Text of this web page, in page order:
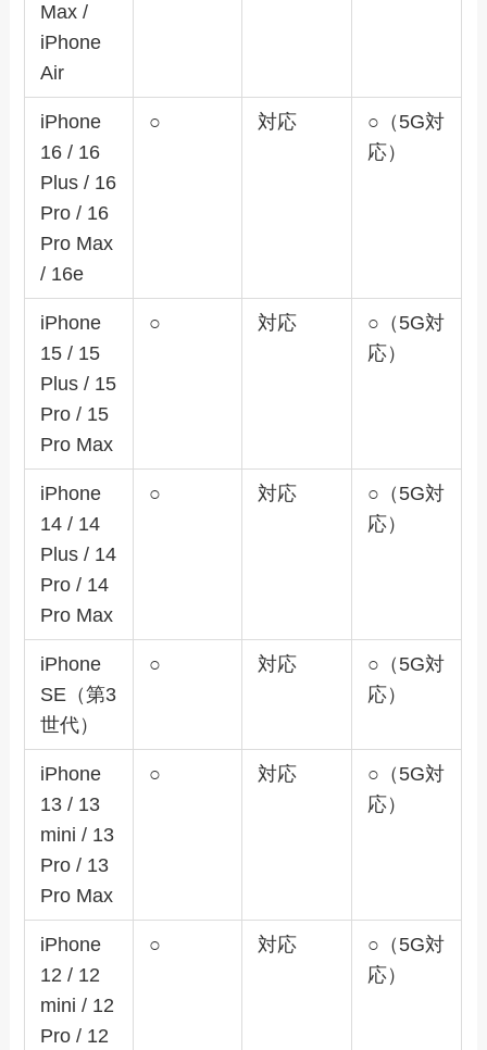
Max /
iPhone
Air
iPhone
16 / 16
Plus / 16
Pro / 16
Pro Max
/ 16e
○ 対応
○（5G対
応）
iPhone
15 / 15
Plus / 15
Pro / 15
Pro Max
○ 対応
○（5G対
応）
iPhone
14 / 14
Plus / 14
Pro / 14
Pro Max
○ 対応
○（5G対
応）
iPhone
SE（第3
世代）
○ 対応
○（5G対
応）
iPhone
13 / 13
mini / 13
Pro / 13
Pro Max
○ 対応
○（5G対
応）
iPhone
12 / 12
mini / 12
Pro / 12
○ 対応
○（5G対
応）